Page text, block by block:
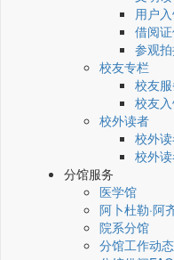
用户
借阅
参观
校友专栏
校友
校友
校外读者
校外
校外
分馆服务
医学馆
阿卜杜勒·阿
院系分馆
分馆工作动态